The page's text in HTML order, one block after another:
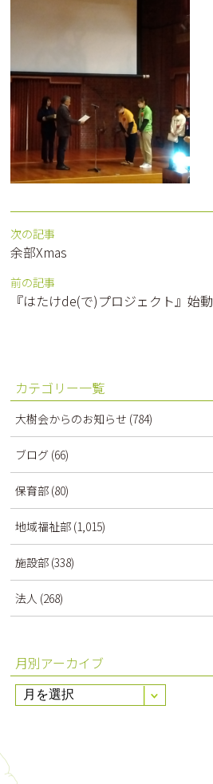
次の記事
余部Xmas
前の記事
『はたけde(で)プロジェクト』始動
カテゴリー一覧
大樹会からのお知らせ (784)
ブログ (66)
保育部 (80)
地域福祉部 (1,015)
施設部 (338)
法人 (268)
月別アーカイブ